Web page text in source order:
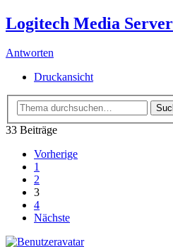
Logitech Media Server
Antworten
Druckansicht
33 Beiträge
Vorherige
1
2
3
4
Nächste